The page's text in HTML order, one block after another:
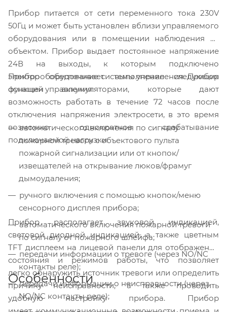
Прибор питается от сети переменного тока 230V
50Гц и может быть установлен вблизи управляемого
оборудования или в помещении наблюдения за
объектом. Прибор выдает постоянное напряжение
24В на выходы, к которым подключено
электрооборудование системы управления. Прибор
оснащен аккумуляторами, которые дают
возможность работать в течение 72 часов после
отключения напряжения электросети, в это время
возможно однократное срабатывание
подключаемой нагрузки.
Прибор обеспечивает выполнение следующих
функций управления:
автоматического включения по сигналу
пожарной тревоги с объектового пульта
пожарной сигнализации или от кнопок/
извещателей на открывание люков/фрамуг
дымоудаления;
ручного включения с помощью кнопок/меню
сенсорного дисплея прибора;
автоматического включения пожарной тревоги
по сигналу от пожарного шлейфа;
передачи информации о тревоге (через NO/NC
контакты реле);
передачи информации о неисправности (через
NO/NC контакты реле);
Прибор располагает звуковой индикацией,
световой диодной индикацией, а также цветным
TFT дисплеем на лицевой панели для отображения
состояния и режимов работы, что позволяет
легко обнаружить источник тревоги или определить
причину неисправности, а также проводить
удобную настройку прибора. Прибор
Особенности